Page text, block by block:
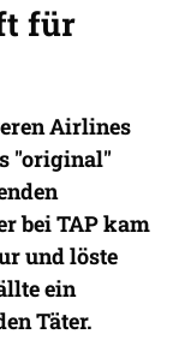
für
Airlines
"original"
bei TAP kam
und löste
ein
Täter.